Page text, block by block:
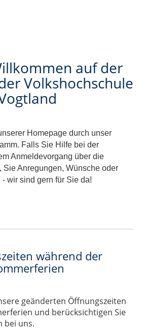
auf der
Volkshochschule
Homepage durch unser
Falls Sie Hilfe bei der
Anmeldevorgang über die
Sie Anregungen, Wünsche oder
wir sind gern für Sie da!
während der
geänderten Öffnungszeiten
und berücksichtigen Sie
bei uns.